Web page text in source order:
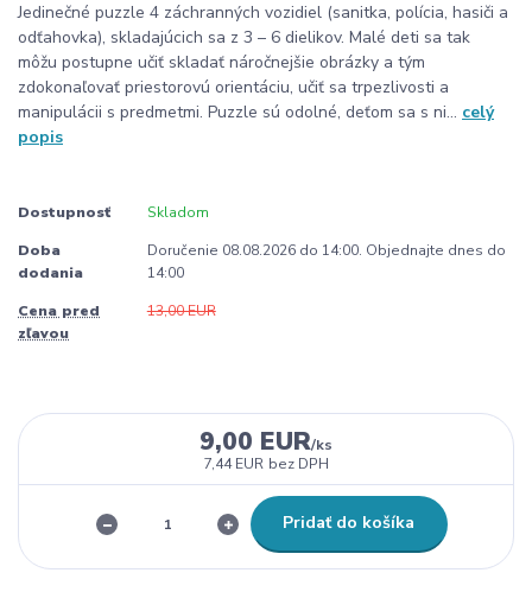
Jedinečné puzzle 4 záchranných vozidiel (sanitka, polícia, hasiči a
odťahovka), skladajúcich sa z 3 – 6 dielikov. Malé deti sa tak
môžu postupne učiť skladať náročnejšie obrázky a tým
zdokonaľovať priestorovú orientáciu, učiť sa trpezlivosti a
manipulácii s predmetmi. Puzzle sú odolné, deťom sa s ni... celý
popis
Dostupnosť Skladom
Doba
dodania
Doručenie 08.08.2026 do 14:00. Objednajte dnes do
14:00
Cena pred
zľavou
13,00 EUR
9,00 EUR/ks
7,44 EUR bez DPH
Pridať do košíka